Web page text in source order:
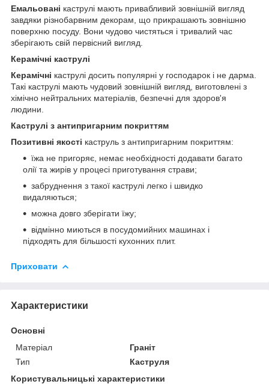
Емальовані каструлі мають привабливий зовнішній вигляд
завдяки різнобарвним декорам, що прикрашають зовнішню
поверхню посуду. Вони чудово чистяться і тривалий час
зберігають свій первісний вигляд.
Керамічні каструлі
Керамічні каструлі досить популярні у господарок і не дарма.
Такі каструлі мають чудовий зовнішній вигляд, виготовлені з
хімічно нейтральних матеріалів, безпечні для здоров'я
людини.
Каструлі з антипригарним покриттям
Позитивні якості каструль з антипригарним покриттям:
їжа не пригоряє, немає необхідності додавати багато
олії та жирів у процесі приготування страви;
забруднення з такої каструлі легко і швидко
видаляються;
можна довго зберігати їжу;
відмінно миються в посудомийних машинах і
підходять для більшості кухонних плит.
Приховати
Характеристики
Основні
Матеріал
Граніт
Тип
Каструля
Користувальницькі характеристики